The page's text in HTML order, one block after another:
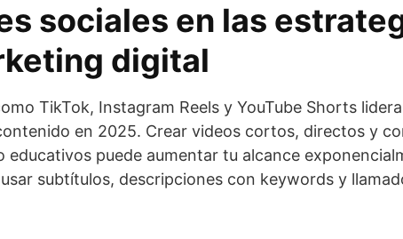
sociales en las
digital
TikTok, Instagram Reels y YouTube Shorts
en 2025. Crear videos cortos, directos y
educativos puede aumentar tu alcance
subtítulos, descripciones con keywords y